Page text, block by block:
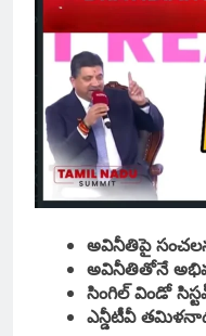
అవినీతిపై
అవినీతితోనే
సింగిల్ విండో
ఎన్డీటీవీ